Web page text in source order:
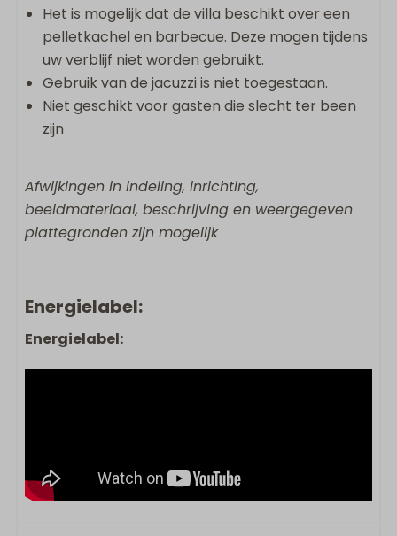
Het is mogelijk dat de villa beschikt over een
pelletkachel en barbecue. Deze mogen tijdens
uw verblijf niet worden gebruikt.
Gebruik van de jacuzzi is niet toegestaan.
Niet geschikt voor gasten die slecht ter been
zijn
Afwijkingen in indeling, inrichting,
beeldmateriaal, beschrijving en weergegeven
plattegronden zijn mogelijk
Energielabel:
Energielabel: